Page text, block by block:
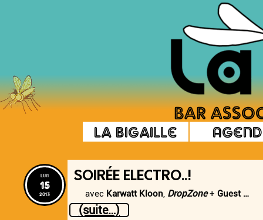
La Bigaille
lun
15
2013
SOIRÉE ELECTRO..!
avec Karwatt Kloon, DropZone+ Guest …
(suite…)